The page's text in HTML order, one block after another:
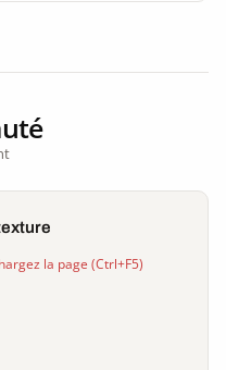
la page (Ctrl+F5)